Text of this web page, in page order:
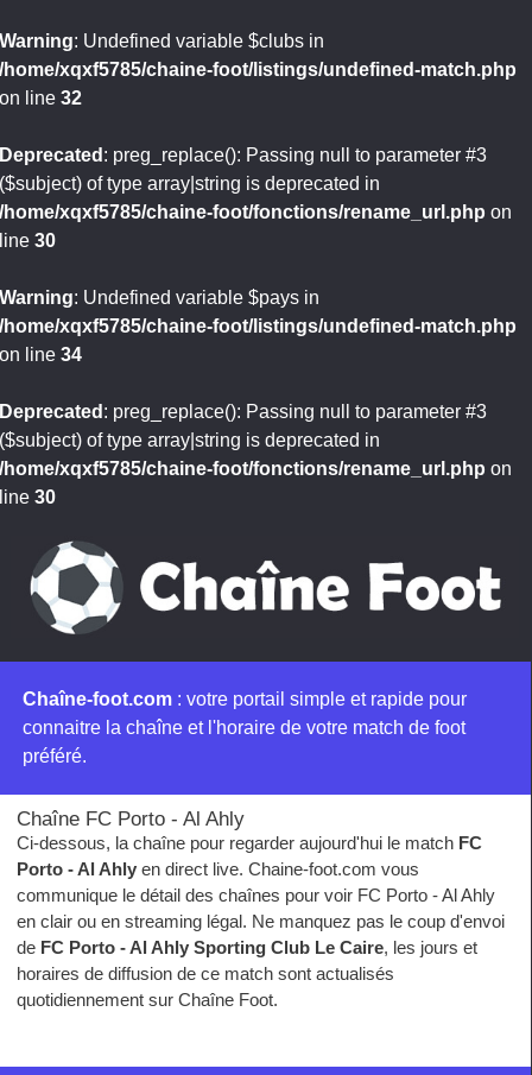
Warning: Undefined variable $clubs in
/home/xqxf5785/chaine-foot/listings/undefined-match.php
on line 32
Deprecated : preg_replace(): Passing null to parameter #3
($subject) of type array|string is deprecated in
/home/xqxf5785/chaine-foot/fonctions/rename_url.php on
line 30
Warning: Undefined variable $pays in
/home/xqxf5785/chaine-foot/listings/undefined-match.php
on line 34
Deprecated : preg_replace(): Passing null to parameter #3
($subject) of type array|string is deprecated in
/home/xqxf5785/chaine-foot/fonctions/rename_url.php on
line 30
Chaîne-foot.com : votre portail simple et rapide pour
connaitre la chaîne et l'horaire de votre match de foot
préféré.
Chaîne FC Porto - Al Ahly
Ci-dessous, la chaîne pour regarder aujourd'hui le match FC
Porto - Al Ahly en direct live. Chaine-foot.com vous
communique le détail des chaînes pour voir FC Porto - Al Ahly
en clair ou en streaming légal. Ne manquez pas le coup d'envoi
de FC Porto - Al Ahly Sporting Club Le Caire, les jours et
horaires de diffusion de ce match sont actualisés
quotidiennement sur Chaîne Foot.